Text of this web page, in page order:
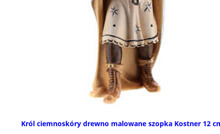
Król ciemnoskóry drewno malowane szopka Kostner 12